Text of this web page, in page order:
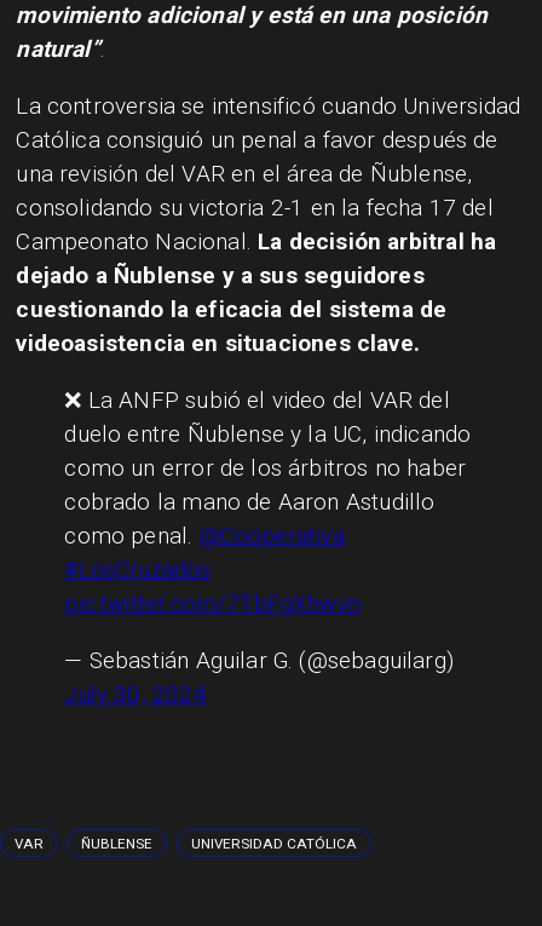
movimiento adicional y está en una posición
natural”.
La controversia se intensificó cuando Universidad
Católica consiguió un penal a favor después de
una revisión del VAR en el área de Ñublense,
consolidando su victoria 2-1 en la fecha 17 del
Campeonato Nacional. La decisión arbitral ha
dejado a Ñublense y a sus seguidores
cuestionando la eficacia del sistema de
videoasistencia en situaciones clave.
❌ La ANFP subió el video del VAR del
duelo entre Ñublense y la UC, indicando
como un error de los árbitros no haber
cobrado la mano de Aaron Astudillo
como penal. @Cooperativa
#LosCruzados
pic.twitter.com/7TbFgXhwvn
— Sebastián Aguilar G. (@sebaguilarg)
July 30, 2024
VAR ÑUBLENSE UNIVERSIDAD CATÓLICA